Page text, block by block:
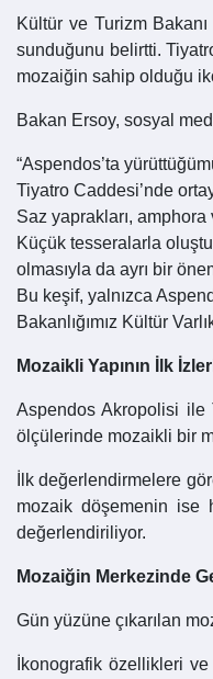
Kültür ve Turizm
sunduğunu belirtti.
mozaiğin sahip olduğu
Bakan Ersoy, sosyal
“Aspendos’ta
Tiyatro Caddesi’nde
Saz yaprakları, amphora
Küçük tesseralarla
olmasıyla da ayrı bir
Bu keşif, yalnızca
Bakanlığımız Kültür
Mozaikli Yapının İlk
Aspendos Akropolisi ile
ölçülerinde mozaikli bir
İlk değerlendirmelere
mozaik döşemenin ise
değerlendiriliyor.
Mozaiğin Merkezinde
Gün yüzüne çıkarılan
İkonografik özellikleri